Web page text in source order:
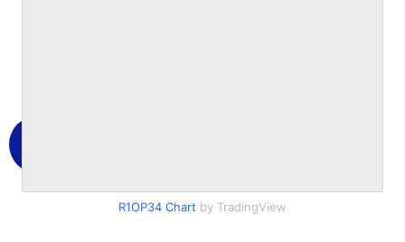
R1OP34 Chart by TradingView